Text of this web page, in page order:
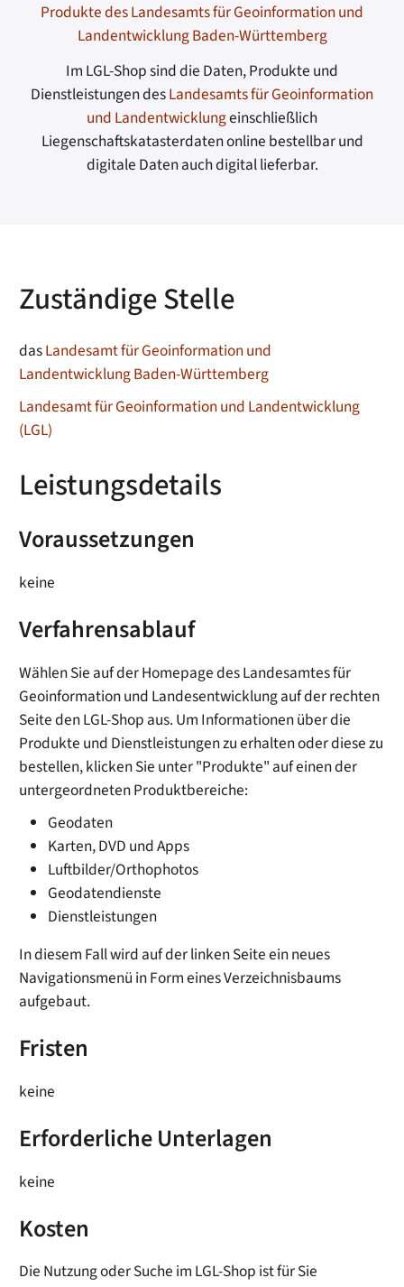
Produkte des Landesamts für Geoinformation und
Landentwicklung Baden-Württemberg
Im LGL-Shop sind die Daten, Produkte und
Dienstleistungen desLandesamts für Geoinformation
und Landentwicklungeinschließlich
Liegenschaftskatasterdaten online bestellbar und
digitale Daten auch digital lieferbar.
Zuständige Stelle
dasLandesamt für Geoinformation und
Landentwicklung Baden-Württemberg
Landesamt für Geoinformation und Landentwicklung
(LGL)
Leistungsdetails
Voraussetzungen
keine
Verfahrensablauf
Wählen Sie auf der Homepage des Landesamtes für
Geoinformation und Landesentwicklung auf der rechten
Seite den LGL-Shop aus. Um Informationen über die
Produkte und Dienstleistungen zu erhalten oder diese zu
bestellen, klicken Sie unter "Produkte" auf einen der
untergeordneten Produktbereiche:
Geodaten
Karten, DVD und Apps
Luftbilder/Orthophotos
Geodatendienste
Dienstleistungen
In diesem Fall wird auf der linken Seite ein neues
Navigationsmenü in Form eines Verzeichnisbaums
aufgebaut.
Fristen
keine
Erforderliche Unterlagen
keine
Kosten
Die Nutzung oder Suche im LGL-Shop ist für Sie